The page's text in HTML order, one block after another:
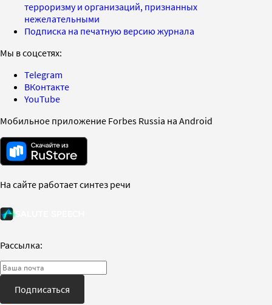
терроризму и организаций, признанных
нежелательными
Подписка на печатную версию журнала
Мы в соцсетях:
Telegram
ВКонтакте
YouTube
Мобильное приложение Forbes Russia на Android
На сайте работает синтез речи
Рассылка:
Подписаться